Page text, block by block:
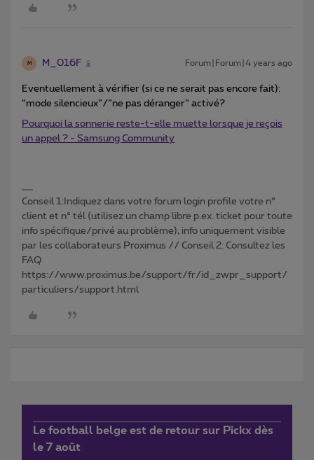
M M_016F Forum|Forum|4 years ago
Eventuellement à vérifier (si ce ne serait pas encore fait):
“mode silencieux”/”ne pas déranger” activé?
Pourquoi la sonnerie reste-t-elle muette lorsque je reçois
un appel ? - Samsung Community
Conseil 1:Indiquez dans votre forum login profile votre n°
client et n° tél (utilisez un champ libre p.ex. ticket pour toute
info spécifique/privé au problème), info uniquement visible
par les collaborateurs Proximus // Conseil 2: Consultez les
FAQ
https://www.proximus.be/support/fr/id_zwpr_support/
particuliers/support.html
Le football belge est de retour sur Pickx dès
le 7 août